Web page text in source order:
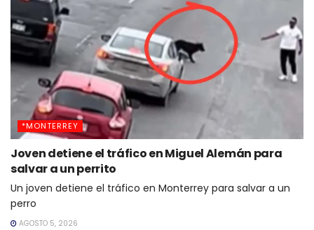
*MONTERREY
Joven detiene el tráfico en Miguel Alemán para
salvar a un perrito
Un joven detiene el tráfico en Monterrey para salvar a un
perro
AGOSTO 5, 2026